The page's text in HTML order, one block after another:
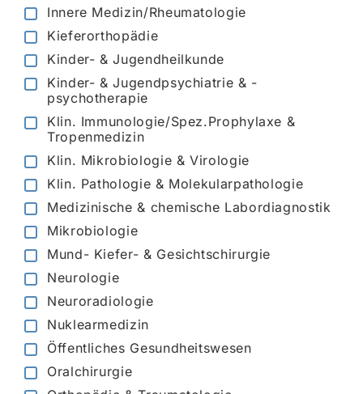
Innere Medizin/Rheumatologie
Kieferorthopädie
Kinder- & Jugendheilkunde
Kinder- & Jugendpsychiatrie & -
psychotherapie
Klin. Immunologie/Spez.Prophylaxe &
Tropenmedizin
Klin. Mikrobiologie & Virologie
Klin. Pathologie & Molekularpathologie
Medizinische & chemische Labordiagnostik
Mikrobiologie
Mund- Kiefer- & Gesichtschirurgie
Neurologie
Neuroradiologie
Nuklearmedizin
Öffentliches Gesundheitswesen
Oralchirurgie